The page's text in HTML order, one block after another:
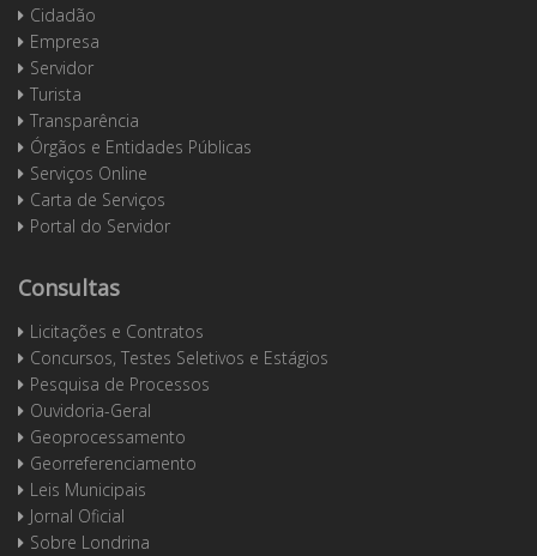
Cidadão
Empresa
Servidor
Turista
Transparência
Órgãos e Entidades Públicas
Serviços Online
Carta de Serviços
Portal do Servidor
Consultas
Licitações e Contratos
Concursos, Testes Seletivos e Estágios
Pesquisa de Processos
Ouvidoria-Geral
Geoprocessamento
Georreferenciamento
Leis Municipais
Jornal Oficial
Sobre Londrina